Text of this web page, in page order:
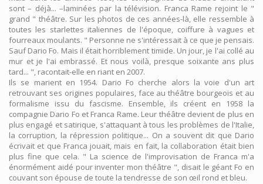
sont – déjà... –laminées par la télévision. Franca Rame rejoint le "
grand " théâtre. Sur les photos de ces années-là, elle ressemble à
toutes les starlettes italiennes de l'époque, coiffure à vagues et
fourreaux moulants. " Personne ne s'intéressait à ce que je pensais.
Sauf Dario Fo. Mais il était horriblement timide. Un jour, je l'ai collé au
mur et je l'ai embrassé. Et nous voilà, presque soixante ans plus
tard... ", racontait-elle en riant en 2007.
Ils se marient en 1954. Dario Fo cherche alors la voie d'un art
retrouvant ses origines populaires, face au théâtre bourgeois et au
formalisme issu du fascisme. Ensemble, ils créent en 1958 la
compagnie Dario Fo et Franca Rame. Leur théâtre devient de plus en
plus engagé et satirique, s'attaquant à tous les problèmes de l'Italie,
la corruption, la répression politique... On a souvent dit que Dario
écrivait et que Franca jouait, mais en fait, la collaboration était bien
plus fine que cela. " La science de l'improvisation de Franca m'a
énormément aidé pour inventer mon théâtre ", disait le géant Fo en
couvant son épouse de toute la tendresse de son œil rond et bleu.